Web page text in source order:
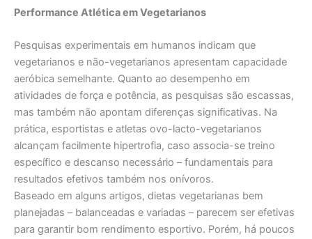
Performance Atlética em Vegetarianos
Pesquisas experimentais em humanos indicam que
vegetarianos e não-vegetarianos apresentam capacidade
aeróbica semelhante. Quanto ao desempenho em
atividades de força e potência, as pesquisas são escassas,
mas também não apontam diferenças significativas. Na
prática, esportistas e atletas ovo-lacto-vegetarianos
alcançam facilmente hipertrofia, caso associa-se treino
específico e descanso necessário – fundamentais para
resultados efetivos também nos onívoros.
Baseado em alguns artigos, dietas vegetarianas bem
planejadas – balanceadas e variadas – parecem ser efetivas
para garantir bom rendimento esportivo. Porém, há poucos